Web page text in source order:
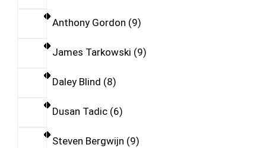
Anthony Gordon 9
James Tarkowski 9
Daley Blind 8
Dusan Tadic 6
Steven Bergwijn 9